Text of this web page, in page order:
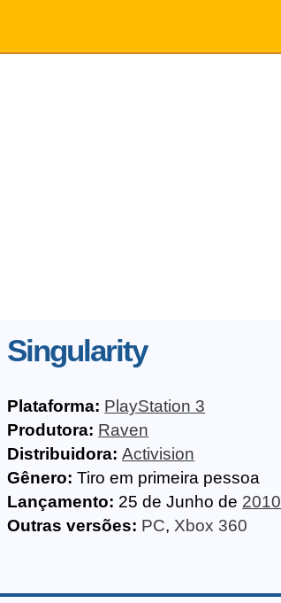
Singularity
Plataforma: PlayStation 3
Produtora: Raven
Distribuidora: Activision
Gênero: Tiro em primeira pessoa
Lançamento: 25 de Junho de 2010
Outras versões: PC, Xbox 360